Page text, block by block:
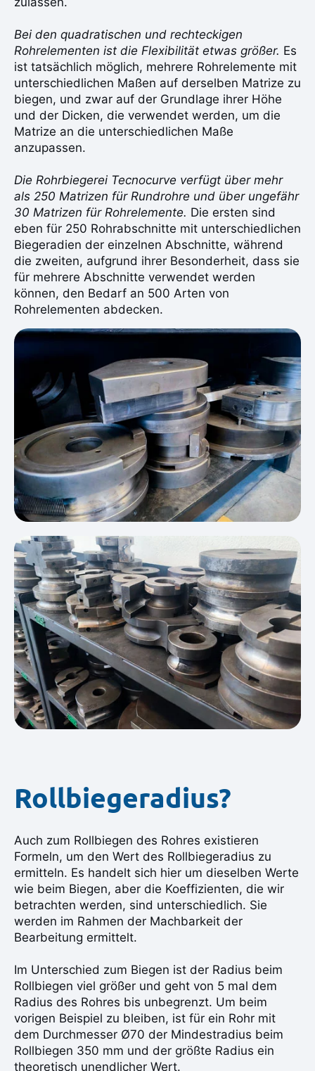
Bei den quadratischen und rechteckigen
Rohrelementen ist die Flexibilität etwas größer. Es
ist tatsächlich möglich, mehrere Rohrelemente mit
unterschiedlichen Maßen auf derselben Matrize zu
biegen, und zwar auf der Grundlage ihrer Höhe
und der Dicken, die verwendet werden, um die
Matrize an die unterschiedlichen Maße
anzupassen.
Die Rohrbiegerei Tecnocurve verfügt über mehr
als 250 Matrizen für Rundrohre und über ungefähr
30 Matrizen für Rohrelemente. Die ersten sind
eben für 250 Rohrabschnitte mit unterschiedlichen
Biegeradien der einzelnen Abschnitte, während
die zweiten, aufgrund ihrer Besonderheit, dass sie
für mehrere Abschnitte verwendet werden
können, den Bedarf an 500 Arten von
Rohrelementen abdecken.
Rollbiegeradius?
Auch zum Rollbiegen des Rohres existieren
Formeln, um den Wert des Rollbiegeradius zu
ermitteln. Es handelt sich hier um dieselben Werte
wie beim Biegen, aber die Koeffizienten, die wir
betrachten werden, sind unterschiedlich. Sie
werden im Rahmen der Machbarkeit der
Bearbeitung ermittelt.
Im Unterschied zum Biegen ist der Radius beim
Rollbiegen viel größer und geht von 5 mal dem
Radius des Rohres bis unbegrenzt. Um beim
vorigen Beispiel zu bleiben, ist für ein Rohr mit
dem Durchmesser Ø70 der Mindestradius beim
Rollbiegen 350 mm und der größte Radius ein
theoretisch unendlicher Wert.